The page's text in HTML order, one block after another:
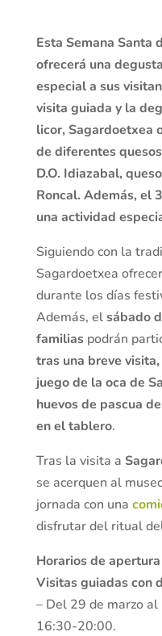
Esta Semana Santa
ofrecerá una
especial a sus
visita guiada y la
licor, Sagardoetxea
de diferentes
D.O. Idiazabal,
Roncal. Además, el
una actividad
Siguiendo con la
Sagardoetxea
durante los días
Además, elsábado
familiaspodrán
tras una breve
juego de la oca de
huevos de pascua
en el tablero.
Tras la visita a
se acerquen al
jornada con una
disfrutar del ritual
Horarios de
Visitas guiadas con
– Del 29 de marzo
16:30-20:00.